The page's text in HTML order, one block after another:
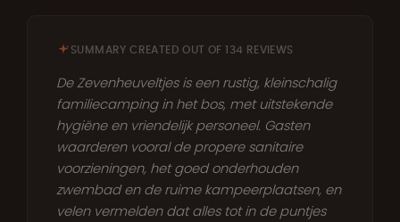
SUMMARY CREATED OUT OF 134 REVIEWS
De Zevenheuveltjes is een rustig, kleinschalig
familiecamping in het bos, met uitstekende
hygiëne en vriendelijk personeel. Gasten
waarderen vooral de propere sanitaire
voorzieningen, het goed onderhouden
zwembad en de ruime kampeerplaatsen, en
velen vermelden dat alles tot in de puntjes